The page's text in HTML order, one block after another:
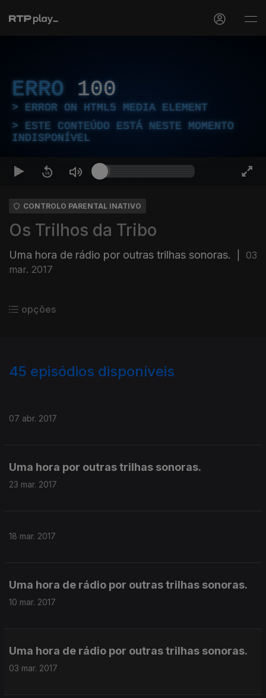
ERRO 100
ERROR ON HTML5 MEDIA ELEMENT
ESTE CONTEÚDO ESTÁ NESTE MOMENTO
INDISPONÍVEL
CONTROLO PARENTAL INATIVO
Os Trilhos da Tribo
Uma hora de rádio por outras trilhas sonoras.
03
mar. 2017
opções
45 episódios disponíveis
07 abr. 2017
Uma hora por outras trilhas sonoras.
23 mar. 2017
18 mar. 2017
Uma hora de rádio por outras trilhas sonoras.
10 mar. 2017
Uma hora de rádio por outras trilhas sonoras.
03 mar. 2017